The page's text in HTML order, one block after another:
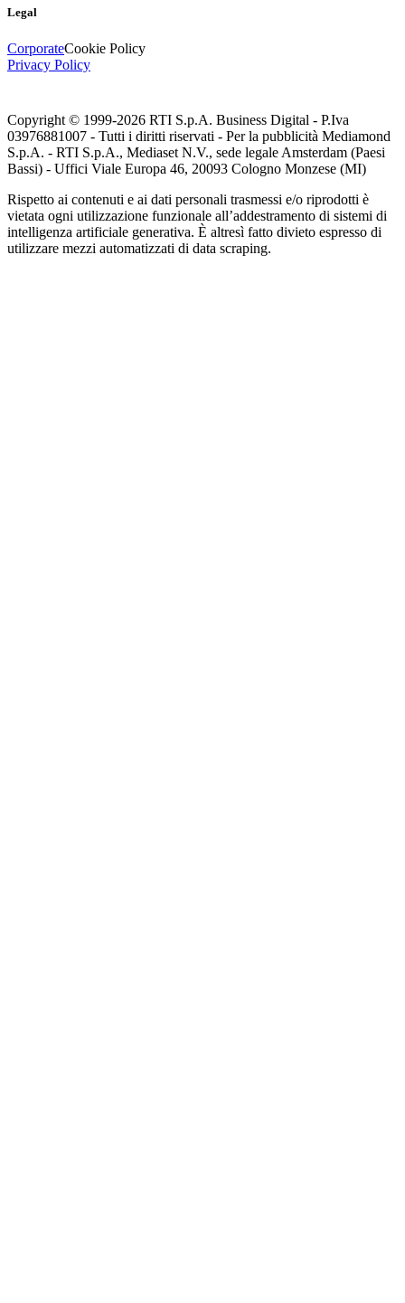
Legal
CorporateCookie Policy
Privacy Policy
Copyright © 1999-2026 RTI S.p.A. Business Digital - P.Iva
03976881007 - Tutti i diritti riservati - Per la pubblicità Mediamond
S.p.A. - RTI S.p.A., Mediaset N.V., sede legale Amsterdam (Paesi
Bassi) - Uffici Viale Europa 46, 20093 Cologno Monzese (MI)
Rispetto ai contenuti e ai dati personali trasmessi e/o riprodotti è
vietata ogni utilizzazione funzionale all’addestramento di sistemi di
intelligenza artificiale generativa. È altresì fatto divieto espresso di
utilizzare mezzi automatizzati di data scraping.